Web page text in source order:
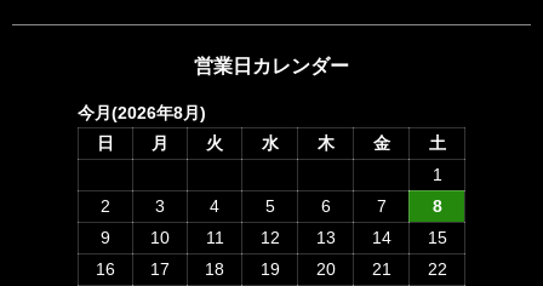
営業日カレンダー
今月(2026年8月)
日
月 火 水 木 金
土
1
2
3 4 5 6 7
8
9
10 11 12 13 14
15
16
17 18 19 20 21 22